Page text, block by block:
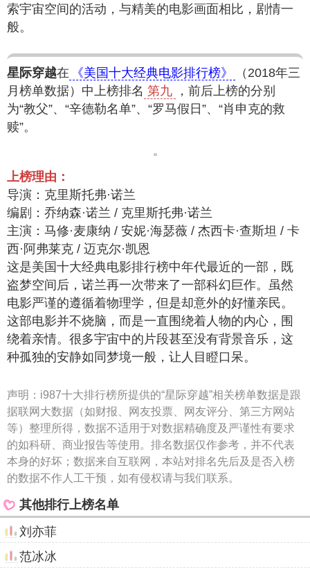
索宇宙空间的活动，与精美的电影画面相比，剧情一
般。
星际穿越在 《美国十大经典电影排行榜》
（2018年三
月榜单数据）中上榜排名 第九
，前后上榜的分别
为“教父”、“辛德勒名单”、“罗马假日”、“肖申克的救
赎”。
上榜理由：
导演：克里斯托弗·诺兰
编剧：乔纳森·诺兰 / 克里斯托弗·诺兰
主演：马修·麦康纳 / 安妮·海瑟薇 / 杰西卡·查斯坦 / 卡
西·阿弗莱克 / 迈克尔·凯恩
这是美国十大经典电影排行榜中年代最近的一部，既
盗梦空间后，诺兰再一次带来了一部科幻巨作。虽然
电影严谨的遵循着物理学，但是却意外的好懂亲民。
这部电影并不烧脑，而是一直围绕着人物的内心，围
绕着亲情。很多宇宙中的片段甚至没有背景音乐，这
种孤独的安静如同梦境一般，让人目瞪口呆。
声明： i987十大排行榜所提供的“星际穿越”相关榜单数据是跟
据联网大数据（如财报、网友投票、网友评分、第三方网站
等）整理所得，数据不适用于对数据精确度及严谨性有要求
的如科研、商业报告等使用。排名数据仅作参考，并不代表
本身的好坏；数据来自互联网，本站对排名先后及是否入榜
的数据不作人工干预，如有侵权请与我们联系。
其他排行上榜名单
刘亦菲
范冰冰